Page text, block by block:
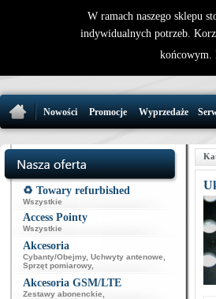
Nowości Promocje Wyprzedaże
♻️ Towary refurbished
Wszystkie
Access Pointy
Wszystkie
Akcesoria
Cybanty/Obejmy, Uchwyty antenowe
Sprzęt pomiarowy,
Akcesoria GSM/LTE
Zestawy abonenckie
W ramach naszego sklepu
indywidualnych potrzeb.
końcowym.